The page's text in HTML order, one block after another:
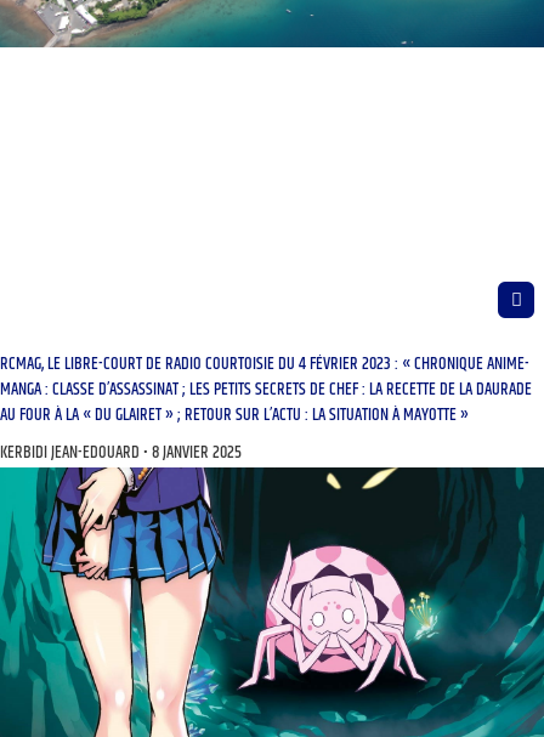
RCMAG, LE LIBRE-COURT DE RADIO COURTOISIE DU 4 FÉVRIER 2023 : « CHRONIQUE ANIME-
MANGA : CLASSE D’ASSASSINAT ; LES PETITS SECRETS DE CHEF : LA RECETTE DE LA DAURADE
AU FOUR À LA « DU GLAIRET » ; RETOUR SUR L’ACTU : LA SITUATION À MAYOTTE »
KERBIDI JEAN-EDOUARD 8 JANVIER 2025